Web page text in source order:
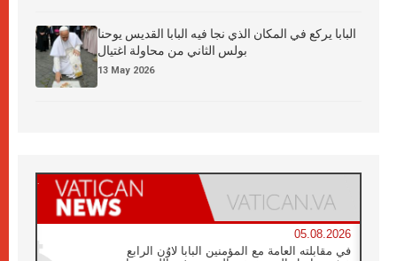
البابا يركع في المكان الذي نجا فيه البابا القديس يوحنا
بولس الثاني من محاولة اغتيال
13 May 2026
05.08.2026
في مقابلته العامة مع المؤمنين البابا لاوُن الرابع